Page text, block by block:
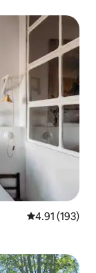
Calificación
4.91 (193)